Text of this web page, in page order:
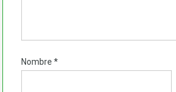
Nombre *